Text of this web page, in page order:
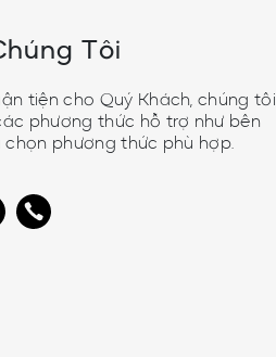
Tôi
tiện cho Quý Khách, chúng tôi
phương thức hỗ trợ như bên
chọn phương thức phù hợp.